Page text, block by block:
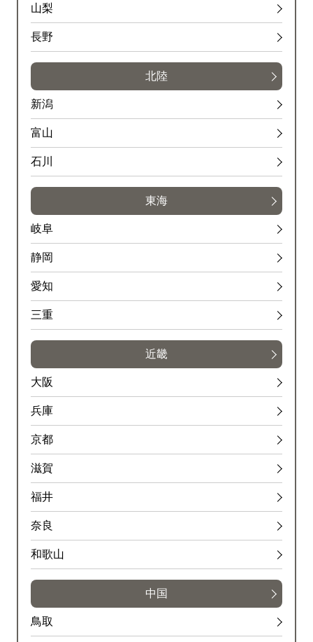
山梨
長野
北陸
新潟
富山
石川
東海
岐阜
静岡
愛知
三重
近畿
大阪
兵庫
京都
滋賀
福井
奈良
和歌山
中国
鳥取